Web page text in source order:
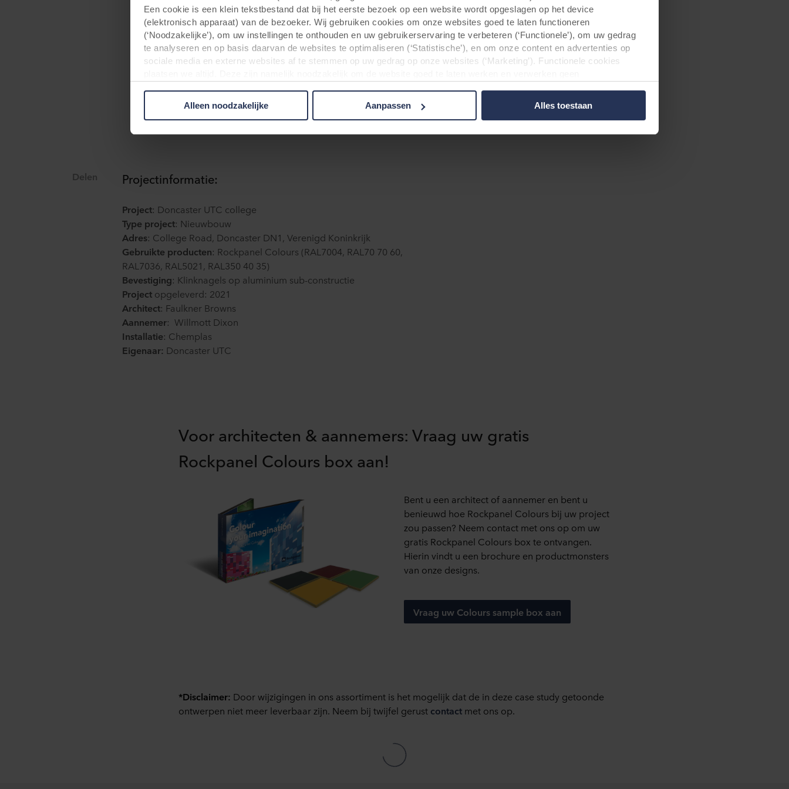
Een cookie is een klein tekstbestand dat bij het eerste bezoek op een website wordt opgeslagen op het device
(elektronisch apparaat) van de bezoeker. Wij gebruiken cookies om onze websites goed te laten functioneren
(‘Noodzakelijke’), om uw instellingen te onthouden en uw gebruikerservaring te verbeteren (‘Functionele’), om uw gedrag
te analyseren en op basis daarvan de websites te optimaliseren (‘Statistische’), en om onze content en advertenties op
sociale media en externe websites af te stemmen op uw gedrag op onze websites (‘Marketing’). Functionele cookies
plaatsen. Informatie over uw gebruik van onze websites kan worden verstrekt aan onze social media-, advertentie- en
opgeslagen. Indien u niet wilt dat onze website cookies op uw computer kan opslaan, kunt u dat aangeven in de
cookiemelding die u te zien krijgt bij het eerste bezoek aan onze website. U kunt verder zelf bepalen voor welke
doeleinden cookies mogen worden gebruikt en dus informatie over u mag worden verwerkt via cookies op onze websites.
U kunt uw toestemming op elk moment intrekken of wijzigen door op het cookie-icoontje onderaan de website te klikken.
Over ons gebruik van cookies kunt u meer lezen in de rubriek ‘Over ons’, en over de verwerking van persoonsgegevens
in onzePrivacy statements
voor uw persoonsgegevens.
Alleen noodzakelijke Aanpassen Alles toestaan
contactpersoon bij Rockpanel, die voor technische ondersteuning, productstalen en
bevestigingsdetails zorgde. ”
De hoofdaannemer van het project was Willmott Dixon. De algemeen directeur van het bedrijf voor
het noorden, Anthony Dillon, licht toe: “We zijn ontzettend blij dat we het gebouw
ondersteunen om te leren en uiteindelijk de ingenieurs van de toekomst te worden. "
Delen Projectinformatie:
Project: Doncaster UTC college
Type project: Nieuwbouw
Adres: College Road, Doncaster DN1, Verenigd Koninkrijk
Gebruikte producten: Rockpanel Colours (RAL7004, RAL70 70 60,
RAL7036, RAL5021, RAL350 40 35)
Bevestiging: Klinknagels op aluminium sub-constructie
Project opgeleverd: 2021
Architect: Faulkner Browns
Aannemer: Willmott Dixon
Installatie: Chemplas
Eigenaar: Doncaster UTC
Voor architecten & aannemers: Vraag uw gratis
Rockpanel Colours box aan!
Bent u een architect of aannemer en bent u
benieuwd hoe Rockpanel Colours bij uw project
zou passen? Neem contact met ons op om uw
gratis Rockpanel Colours box te ontvangen.
Hierin vindt u een brochure en productmonsters
van onze designs.
Vraag uw Colours sample box aan
*Disclaimer: Door wijzigingen in ons assortiment is het mogelijk dat de in deze case study getoonde
ontwerpen niet meer leverbaar zijn. Neem bij twijfel gerust contact met ons op.